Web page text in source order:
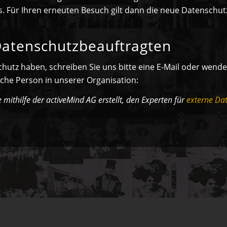
Für Ihren erneuten Besuch gilt dann die neue
haben, schreiben Sie uns bitte eine E-Mail oder
Person in unserer Organisation:
der activeMind AG erstellt, den Experten fürexterne